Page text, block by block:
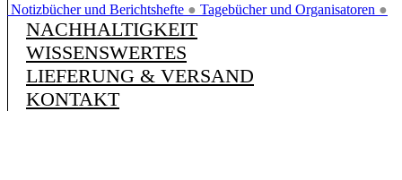
Notizbücher und Berichtshefte ● Tagebücher und Organisatoren ●
NACHHALTIGKEIT
WISSENSWERTES
LIEFERUNG & VERSAND
KONTAKT